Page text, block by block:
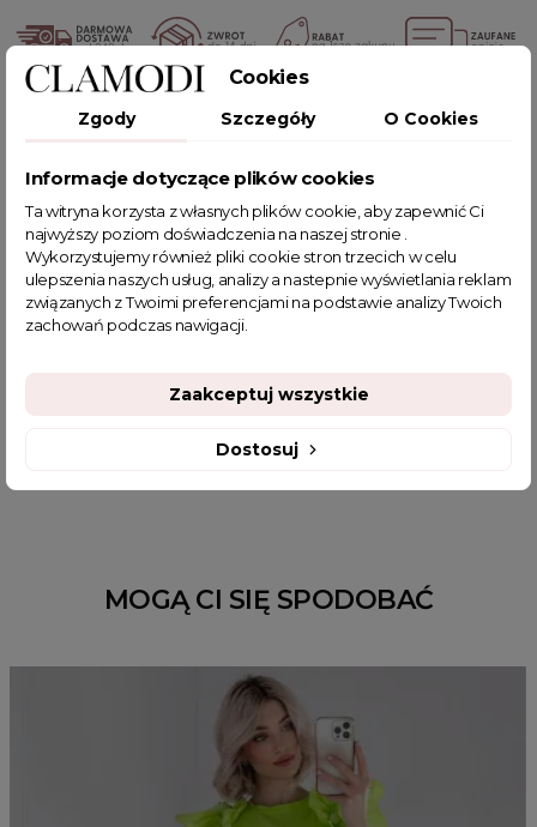
POWIĄZANE TAGI
spodnie z eko skóry czarne spodnie
legginsy z guzikami
czarne legginsy
modne legginsy
legginsy
spodnie ze złotymi guzikami
spodnie woskowane wysoki stan
legginsy czarne damskie
jesienne stylizacje
legginsy podkreślające pośladki
sklep z odzieżą damską
fajne ciuszki
woskowane spodnie z wysokim stan
Spodnie elastyczne damskie
MOGĄ CI SIĘ SPODOBAĆ
Cookies
Zgody Szczegóły O Cookies
Informacje dotyczące plików cookies
Ta witryna korzysta z własnych plików cookie, aby zapewnić Ci
najwyższy poziom doświadczenia na naszej stronie .
Wykorzystujemy również pliki cookie stron trzecich w celu
ulepszenia naszych usług, analizy a nastepnie wyświetlania reklam
związanych z Twoimi preferencjami na podstawie analizy Twoich
zachowań podczas nawigacji.
Dostosuj
Zaakceptuj wszystkie